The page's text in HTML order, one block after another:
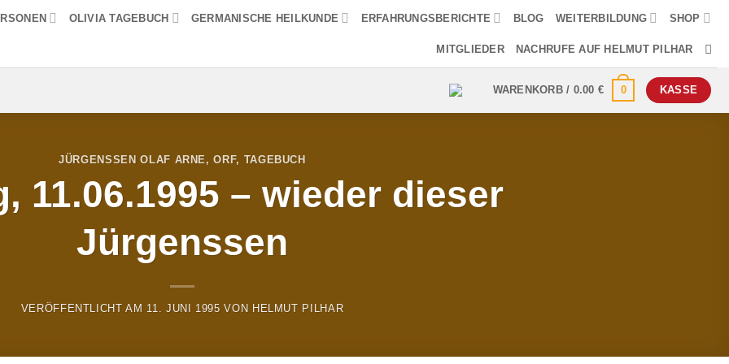
OLIVIA TAGEBUCH GERMANISCHE HEILKUNDE ERFAHRUNGSBERICHTE BLOG WEITERBILDUNG SHOP
MITGLIEDER NACHRUFE AUF HELMUT PILHAR
WARENKORB / 0.00 € 0 KASSE
JÜRGENSSEN OLAF ARNE,ORF, TAGEBUCH
11.06.1995 – wieder dieser
Jürgenssen
VERÖFFENTLICHT AM 11. JUNI 1995 VON HELMUT PILHAR